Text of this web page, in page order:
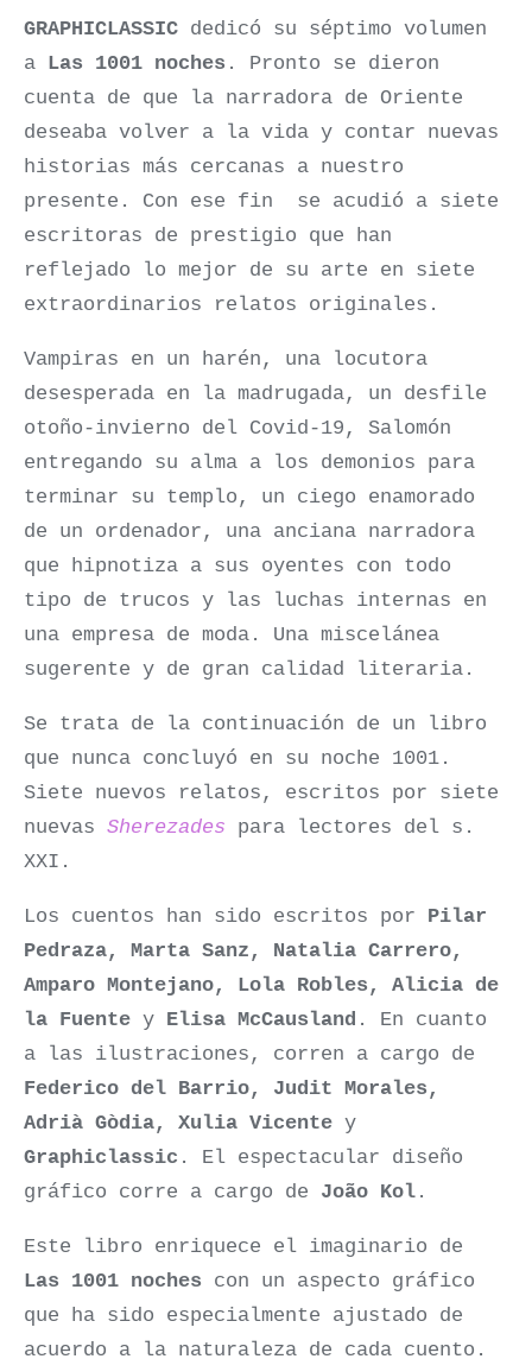
GRAPHICLASSIC dedicó su séptimo volumen
a Las 1001 noches . Pronto se dieron
cuenta de que la narradora de Oriente
deseaba volver a la vida y contar nuevas
historias más cercanas a nuestro
presente. Con ese fin se acudió a siete
escritoras de prestigio que han
reflejado lo mejor de su arte en siete
extraordinarios relatos originales.
Vampiras en un harén, una locutora
desesperada en la madrugada, un desfile
otoño-invierno del Covid-19, Salomón
entregando su alma a los demonios para
terminar su templo, un ciego enamorado
de un ordenador, una anciana narradora
que hipnotiza a sus oyentes con todo
tipo de trucos y las luchas internas en
una empresa de moda. Una miscelánea
sugerente y de gran calidad literaria.
Se trata de la continuación de un libro
que nunca concluyó en su noche 1001.
Siete nuevos relatos, escritos por siete
nuevas Sherezades para lectores del s.
XXI.
Los cuentos han sido escritos por Pilar
Pedraza, Marta Sanz, Natalia Carrero,
Amparo Montejano, Lola Robles, Alicia de
la Fuente y Elisa McCausland . En cuanto
a las ilustraciones, corren a cargo de
Federico del Barrio, Judit Morales,
Adrià Gòdia, Xulia Vicente y
Graphiclassic . El espectacular diseño
gráfico corre a cargo de João Kol .
Este libro enriquece el imaginario de
Las 1001 noches con un aspecto gráfico
que ha sido especialmente ajustado de
acuerdo a la naturaleza de cada cuento.